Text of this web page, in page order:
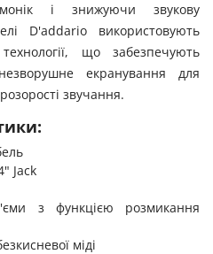
і знижуючи звукову
D'addario використовують
що забезпечують
екранування для
звучання.
Jack
з функцією розмикання
міді